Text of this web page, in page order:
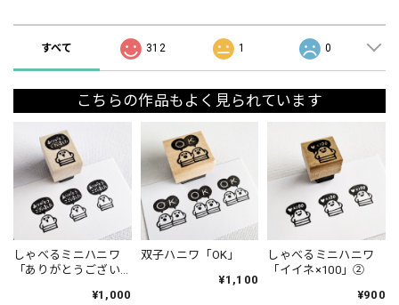
すべて 312 1 0
こちらの作品もよく見られています
しゃべるミニハニワ
「ありがとうござい
¥1,000
双子ハニワ「OK」
¥1,100
しゃべるミニハニワ
「イイネ×100」②
¥900